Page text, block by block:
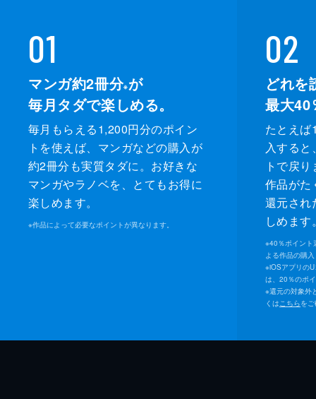
01
マンガ約2冊分※が
毎月タダで楽しめる。
毎月もらえる1,200円分のポイン
トを使えば、マンガなどの購入が
約2冊分も実質タダに。お好きな
マンガやラノベを、とてもお得に
楽しめます。
※作品によって必要なポイントが異なります。
02
どれを
最大40
たとえ
入する
トで戻
作品がた
還元され
しめます
※40％ポイント
よる作品の購
※iOSアプリの
は、20％のポ
※還元の対象外
くはこちらを